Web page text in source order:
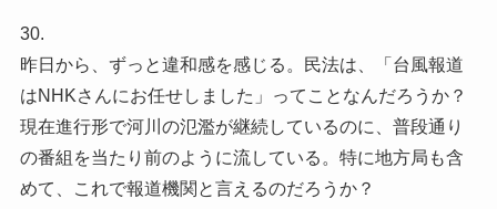
30.
昨日から、ずっと違和感を感じる。民法は、「台風報道
はNHKさんにお任せしました」ってことなんだろうか？
現在進行形で河川の氾濫が継続しているのに、普段通り
の番組を当たり前のように流している。特に地方局も含
めて、これで報道機関と言えるのだろうか？